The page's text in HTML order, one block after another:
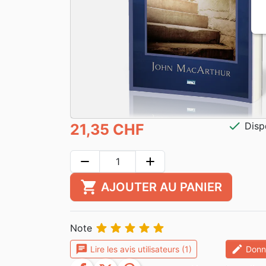
21,35 CHF check
remove add
shopping_cart AJOUTER AU PANIER
Note     
chat Lire les avis utilisateurs (1) edit